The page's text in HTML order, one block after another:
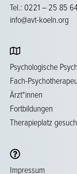
Tel.: 0221 – 25 85
info@avt-koeln.org
Psychologische
Fach-
Ärzt*innen
Fortbildungen
Therapieplatz
Impressum